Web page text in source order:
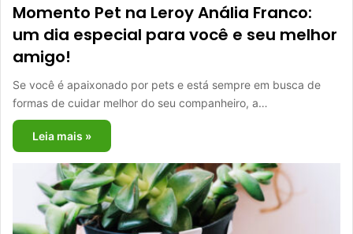
Momento Pet na Leroy Anália Franco:
um dia especial para você e seu melhor
amigo!
Se você é apaixonado por pets e está sempre em busca de
formas de cuidar melhor do seu companheiro, a…
Leia mais »